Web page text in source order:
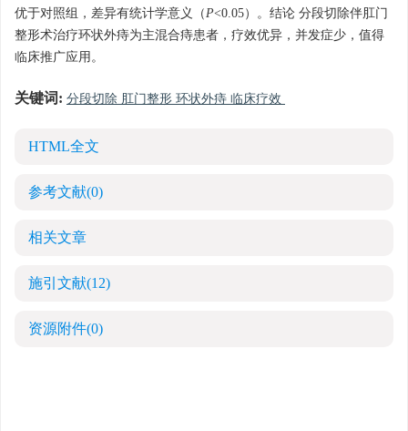
优于对照组，差异有统计学意义（P<0.05）。结论 分段切除伴肛门
整形术治疗环状外痔为主混合痔患者，疗效优异，并发症少，值得
临床推广应用。
关键词: 分段切除 肛门整形 环状外痔 临床疗效
HTML全文
参考文献(0)
相关文章
施引文献(12)
资源附件(0)